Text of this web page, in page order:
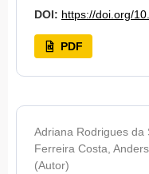
DOI: https://doi.org/
PDF
Adriana Rodrigues da
Ferreira Costa,
(Autor)